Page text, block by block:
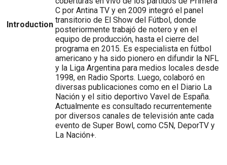
Introduction
C por Antina TV y en 2009 integró el panel
transitorio de El Show del Fútbol, donde
posteriormente trabajó de notero y en el
equipo de producción, hasta el cierre del
programa en 2015. Es especialista en fútbol
americano y ha sido pionero en difundir la NFL
y la Liga Argentina para medios locales desde
1998, en Radio Sports. Luego, colaboró en
diversas publicaciones como en el Diario La
Nación y el sitio deportivo Vavel de España.
Actualmente es consultado recurrentemente
por diversos canales de televisión ante cada
evento de Super Bowl, como C5N, DeporTV y
La Nación+.